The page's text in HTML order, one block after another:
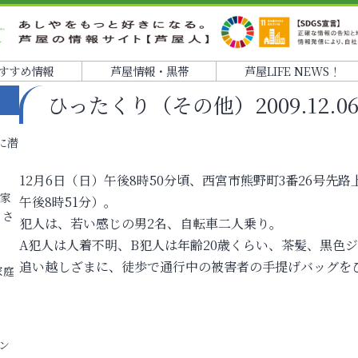
すめ情報 芦屋情報・黒帯 芦屋LIFE NEWS！
ひったくり（その他）
12月6日（日）午後8時50分頃、西宮市熊野町3番26号先
午後8時51分）。
犯人は、若い感じの男2名、自転車二人乗り。
A犯人は人着不明、B犯人は年齢20歳くらい、茶髪、黒色ジ
追い越しざまに、徒歩で通行中の被害者の手提げバッグを
潜